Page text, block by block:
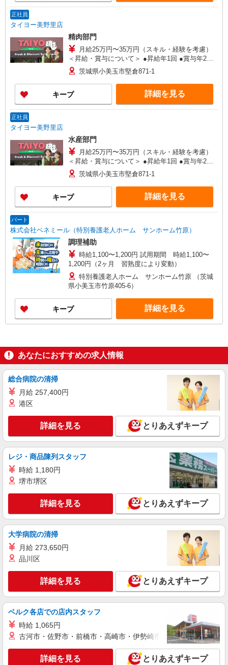
正社員
タイヨー美野里店
精肉部門
月給25万円〜35万円（スキル・経験を考慮）
＜昇給・賞与について＞ ●昇給年1回 ●賞与年2回
（年間4.2ヶ月分／過去実績） ＜各種手当一覧＞ ●
交通費規定支給 ●資格手当 ＜年収例＞ ●30歳代：
年収450万円 ●40歳代：年収500万円
茨城県小美玉市堅倉871-1
キープ 詳細を見る
正社員
タイヨー美野里店
水産部門
月給25万円〜35万円（スキル・経験を考慮）
＜昇給・賞与について＞ ●昇給年1回 ●賞与年2回
（年間4.2ヶ月分／過去実績） ＜各種手当一覧＞ ●
交通費規定支給 ●資格手当 ＜年収例＞ ●30歳代：
年収450万円 ●40歳代：年収500万円
茨城県小美玉市堅倉871-1
キープ 詳細を見る
パート
株式会社ベネミール（特別養護老人ホーム サンホーム竹原）
調理補助
時給1,100〜1,200円 試用期間 時給1,100〜
1,200円（2ヶ月 習熟度により変動）
特別養護老人ホーム サンホーム竹原 （茨城
県小美玉市竹原405-6）
キープ 詳細を見る
あなたにおすすめの求人情報
総合病院の清掃
月給 257,400円
港区
詳細を見る とりあえずキープ
レジ・商品陳列スタッフ
時給 1,180円
堺市堺区
詳細を見る とりあえずキープ
大学病院の清掃
月給 273,650円
品川区
詳細を見る とりあえずキープ
ベルク各店での店内スタッフ
時給 1,065円
古河市・佐野市・前橋市・高崎市・伊勢崎市・太田市・館林市
詳細を見る とりあえずキープ